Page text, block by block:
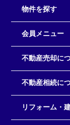
物件を探す
会員メニュー
不動産売却に
不動産相続に
リフォーム・